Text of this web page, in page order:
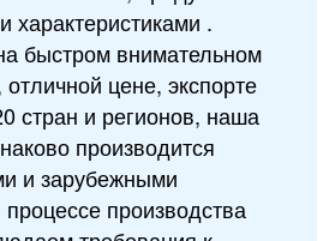
характеристиками .
быстром внимательном
цене, экспорте
стран и регионов, наша
производится
и зарубежными
производства